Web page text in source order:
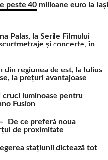
peste 40 milioane euro la Iași
Palas, la Serile Filmului
și concerte, în
din regiunea de est, la Iulius
la prețuri avantajoase
cruci luminoase pentru
Fusion
– De ce preferă noua
de proximitate
stațiunii dictează tot